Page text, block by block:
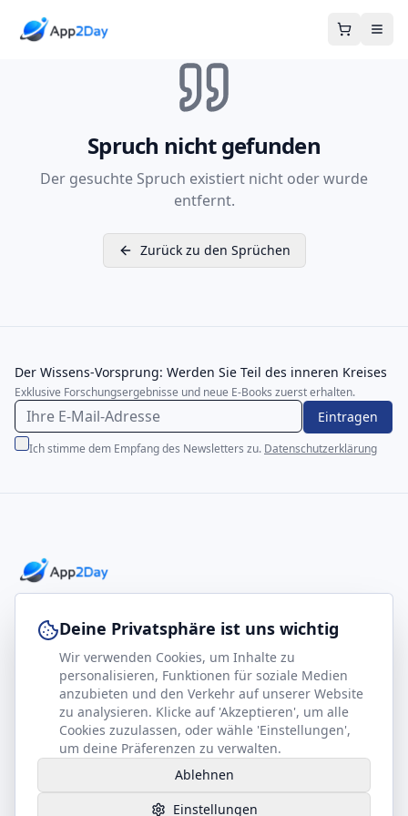
Spruch nicht gefunden
Der gesuchte Spruch existiert nicht oder wurde
entfernt.
Zurück zu den Sprüchen
Der Wissens-Vorsprung: Werden Sie Teil des inneren Kreises
Exklusive Forschungsergebnisse und neue E-Books zuerst erhalten.
Eintragen
Ich stimme dem Empfang des Newsletters zu. Datenschutzerklärung
footer.company
Kontakt
Partner werden
Gesundheits-Kompass
Rechtliches
Impressum
Datenschutz
AGB
Deine Privatsphäre ist uns wichtig
Wir verwenden Cookies, um Inhalte zu
personalisieren, Funktionen für soziale Medien
anzubieten und den Verkehr auf unserer Website
zu analysieren. Klicke auf 'Akzeptieren', um alle
Cookies zuzulassen, oder wähle 'Einstellungen',
um deine Präferenzen zu verwalten.
Ablehnen
Einstellungen
Hilfe benötigt?